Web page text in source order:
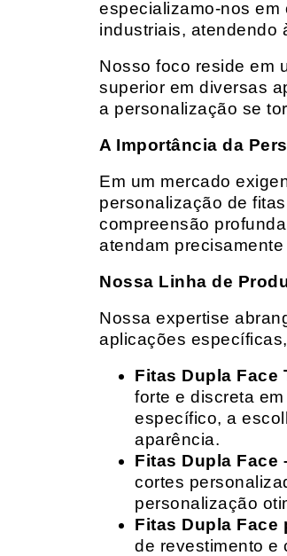
especializamo-nos
industriais, atendendo
Nosso foco reside em
superior em diversas
a personalização se
A Importância da
Em um mercado
personalização de
compreensão
atendam
Nossa Linha de
Nossa expertise
aplicações
Fitas Dupla Face
forte e discreta
específico, a
aparência.
Fitas Dupla Face
cortes
personalização
Fitas Dupla Face
de revestimento e